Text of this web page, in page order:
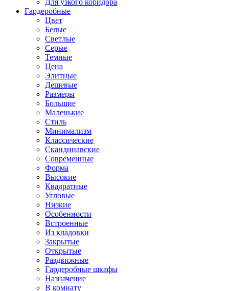
Для узкого коридора
Гардеробные
Цвет
Белые
Светлые
Серые
Темные
Цена
Элитные
Дешевые
Размеры
Большие
Маленькие
Стиль
Минимализм
Классические
Скандинавские
Современные
Форма
Высокие
Квадратные
Угловые
Низкие
Особенности
Встроенные
Из кладовки
Закрытые
Открытые
Раздвижные
Гардеробные шкафы
Назначение
В комнату